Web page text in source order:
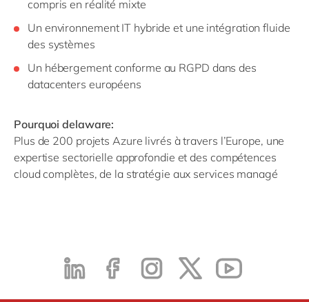
compris en réalité mixte
Un environnement IT hybride et une intégration fluide
des systèmes
Un hébergement conforme au RGPD dans des
datacenters européens
Pourquoi delaware:
Plus de 200 projets Azure livrés à travers l’Europe, une
expertise sectorielle approfondie et des compétences
cloud complètes, de la stratégie aux services managé